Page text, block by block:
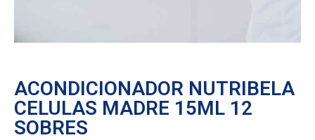
ACONDICIONADOR NUTRIBELA
CELULAS MADRE 15ML 12
SOBRES